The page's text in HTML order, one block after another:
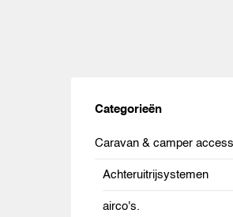
Categorieën
Caravan & camper
Achteruitrijsystemen
airco's.